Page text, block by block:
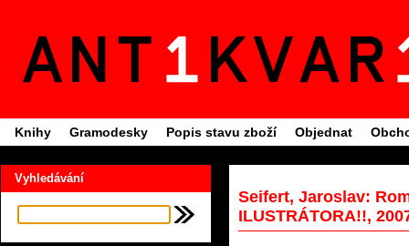
Knihy Gramodesky Popis stavu zboží Objednat
Vyhledávání
Seifert, Jaroslav:
ILUSTRÁTORA!!,